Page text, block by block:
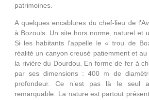
patrimoines.
A quelques encablures du chef-lieu de
à Bozouls. Un site hors norme, naturel et
Si les habitants l’appelle le « trou de
réalité un canyon creusé patiemment et
la rivière du Dourdou. En forme de fer à
par ses dimensions : 400 m de
profondeur. Ce n’est pas là le seul
remarquable. La nature est partout